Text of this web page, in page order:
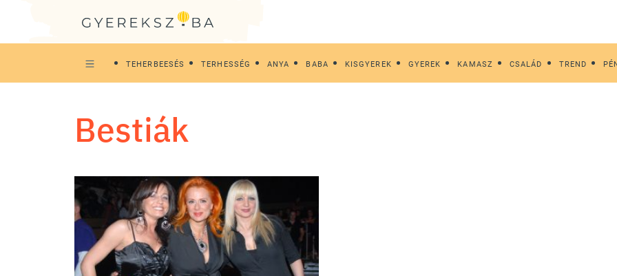
TEHERBEESÉS TERHESSÉG ANYA BABA KISGYEREK GYEREK KAMASZ CSALÁD TREND
Bestiák